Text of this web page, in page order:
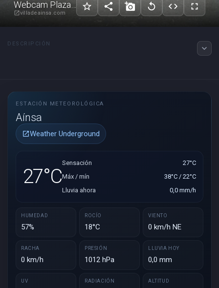
Webcam Plaza de Aínsa
open_in_newvilladeainsa.com
star_border share add_a_photo replay code fullscreen
DESCRIPCIÓN expand_more
ESTACIÓN METEOROLÓGICA
Aínsa
open_in_newWeather Underground
27°C
Sensación
27°C
Máx / mín
38°C / 22°C
Lluvia ahora
0,0 mm/h
HUMEDAD
57%
ROCÍO
18°C
VIENTO
0 km/h NE
RACHA
0 km/h
PRESIÓN
1012 hPa
LLUVIA HOY
0,0 mm
UV RADIACIÓN ALTITUD